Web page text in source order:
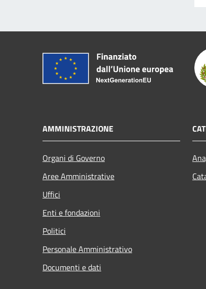
AMMINISTRAZIONE
Organi di Governo
Aree Amministrative
Uffici
Enti e fondazioni
Politici
Personale Amministrativo
Documenti e dati